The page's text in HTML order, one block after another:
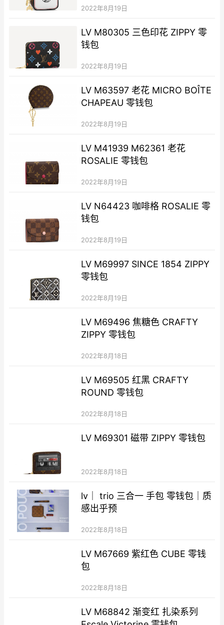
2022年8月19日
LV M80305 三色印花 ZIPPY 零
钱包
2022年8月19日
LV M63597 老花 MICRO BOÎTE
CHAPEAU 零钱包
2022年8月19日
LV M41939 M62361 老花
ROSALIE 零钱包
2022年8月19日
LV N64423 咖啡格 ROSALIE 零
钱包
2022年8月19日
LV M69997 SINCE 1854 ZIPPY
零钱包
2022年8月19日
LV M69496 焦糖色 CRAFTY
ZIPPY 零钱包
2022年8月18日
LV M69505 红黑 CRAFTY
ROUND 零钱包
2022年8月18日
LV M69301 磁带 ZIPPY 零钱包
2022年8月18日
lv｜ trio 三合一 手包 零钱包｜质
感出乎预
2022年8月18日
LV M67669 紫红色 CUBE 零钱
包
2022年8月18日
LV M68842 渐变红 扎染系列